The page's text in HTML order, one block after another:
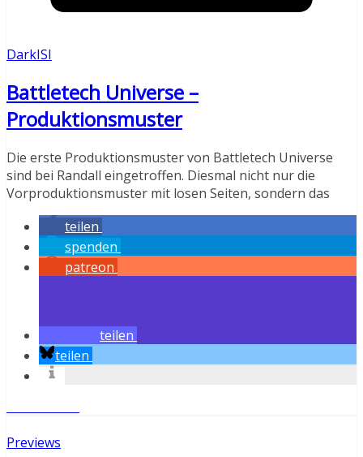
DarkISI
Battletech Universe –
Produktionsmuster
Die erste Produktionsmuster von Battletech Universe
sind bei Randall eingetroffen. Diesmal nicht nur die
Vorproduktionsmuster mit losen Seiten, sondern das
teilen
spenden
patreon
teilen
teilen
Previews